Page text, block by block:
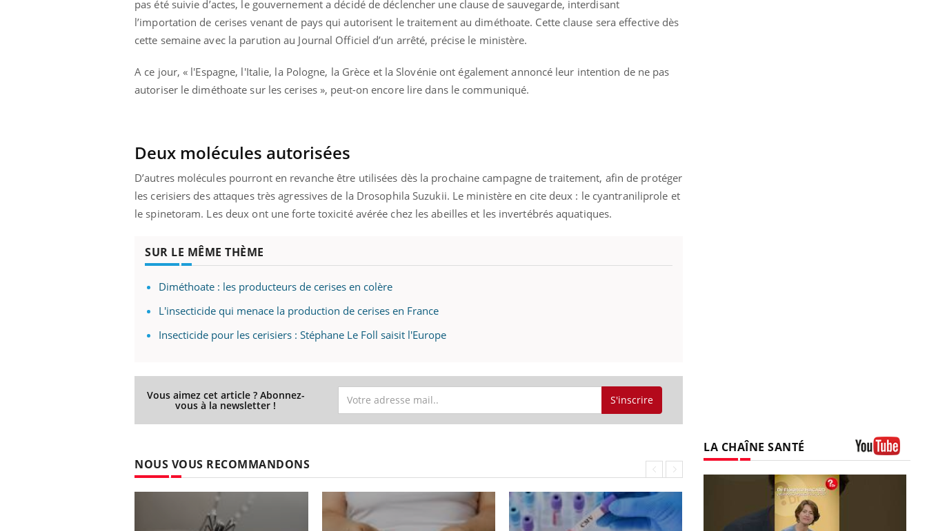
pas été suivie d’actes, le gouvernement a décidé de déclencher une clause de sauvegarde, interdisant
l’importation de cerises venant de pays qui autorisent le traitement au diméthoate. Cette clause sera effective dès
cette semaine avec la parution au Journal Officiel d’un arrêté, précise le ministère.
A ce jour, « l'Espagne, l'Italie, la Pologne, la Grèce et la Slovénie ont également annoncé leur intention de ne pas
autoriser le diméthoate sur les cerises », peut-on encore lire dans le communiqué.
Deux molécules autorisées
D’autres molécules pourront en revanche être utilisées dès la prochaine campagne de traitement, afin de protéger
les cerisiers des attaques très agressives de la Drosophila Suzukii. Le ministère en cite deux : le cyantraniliprole et
le spinetoram. Les deux ont une forte toxicité avérée chez les abeilles et les invertébrés aquatiques.
SUR LE MÊME THÈME
Diméthoate : les producteurs de cerises en colère
L'insecticide qui menace la production de cerises en France
Insecticide pour les cerisiers : Stéphane Le Foll saisit l'Europe
Vous aimez cet article ? Abonnez-
vous à la newsletter ! S'inscrire
NOUS VOUS RECOMMANDONS
LA CHAÎNE SANTÉ
Youtube
Carence en fer : comprendre pour
Youtube